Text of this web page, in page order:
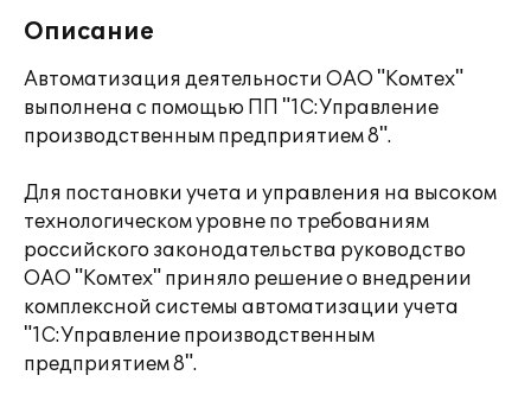
Описание
Автоматизация деятельности ОАО "Комтех"
выполнена c помощью ПП "1С:Управление
производственным предприятием 8".
Для постановки учета и управления на высоком
технологическом уровне по требованиям
российского законодательства руководство
ОАО "Комтех" приняло решение о внедрении
комплексной системы автоматизации учета
"1С:Управление производственным
предприятием 8".